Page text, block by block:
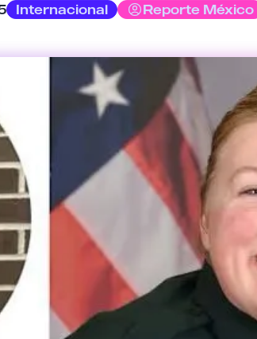
Internacional
Reporte México